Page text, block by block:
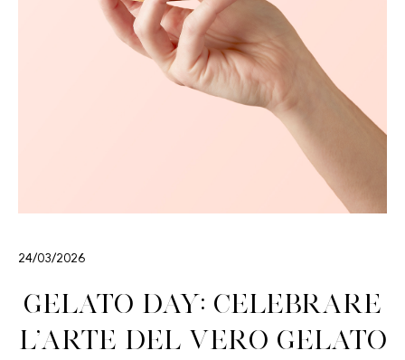
24/03/2026
Gelato Day: celebrare
l’arte del vero gelato